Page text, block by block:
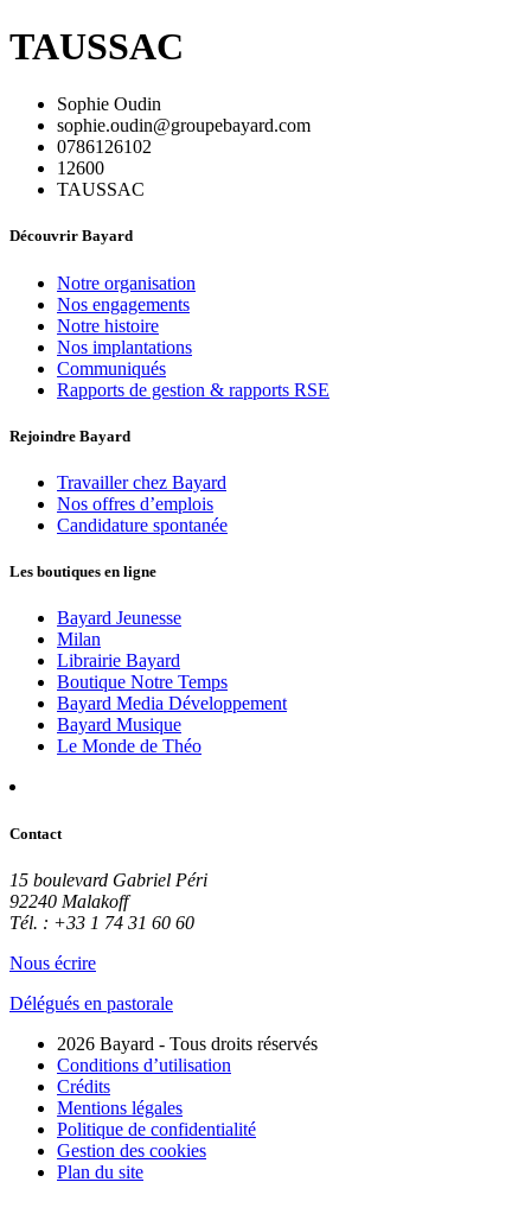
TAUSSAC
Sophie Oudin
sophie.oudin@groupebayard.com
0786126102
12600
TAUSSAC
Découvrir Bayard
Notre organisation
Nos engagements
Notre histoire
Nos implantations
Communiqués
Rapports de gestion & rapports RSE
Rejoindre Bayard
Travailler chez Bayard
Nos offres d’emplois
Candidature spontanée
Les boutiques en ligne
Bayard Jeunesse
Milan
Librairie Bayard
Boutique Notre Temps
Bayard Media Développement
Bayard Musique
Le Monde de Théo
Contact
15 boulevard Gabriel Péri
92240 Malakoff
Tél. : +33 1 74 31 60 60
Nous écrire
Délégués en pastorale
2026 Bayard - Tous droits réservés
Conditions d’utilisation
Crédits
Mentions légales
Politique de confidentialité
Gestion des cookies
Plan du site